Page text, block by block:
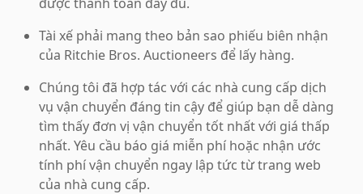
Tài xế phải mang theo bản sao phiếu biên nhận
của Ritchie Bros. Auctioneers để lấy hàng.
Chúng tôi đã hợp tác với các nhà cung cấp dịch
vụ vận chuyển đáng tin cậy để giúp bạn dễ dàng
tìm thấy đơn vị vận chuyển tốt nhất với giá thấp
nhất. Yêu cầu báo giá miễn phí hoặc nhận ước
tính phí vận chuyển ngay lập tức từ trang web
của nhà cung cấp.